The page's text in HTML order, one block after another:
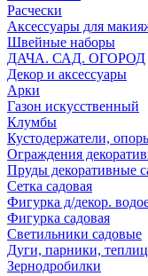
Расчески
Аксессуары для
Швейные наборы
ДАЧА. САД. ОГОРОД
Декор и аксессуары
Арки
Газон искусственный
Клумбы
Кустодержатели,
Ограждения
Пруды декоративные
Сетка садовая
Фигурка д/декор.
Фигурка садовая
Светильники садовые
Дуги, парники,
Зернодробилки